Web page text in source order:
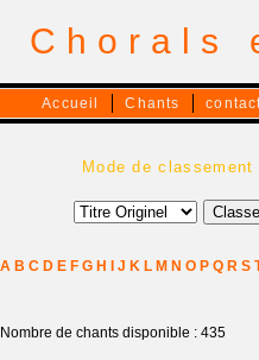
Chorals
Accueil Chants
Mode de classement
A B C D E F G H J K L M N O P Q R S
Nombre de chants disponible : 435